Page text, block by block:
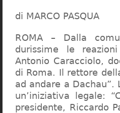
di MARCO PASQUA
ROMA – Dalla
durissime le
Antonio Caracciolo,
di Roma. Il rettore
ad andare a
un’iniziativa legale:
presidente, Riccardo